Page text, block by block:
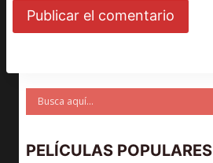
PELÍCULAS POPULARES